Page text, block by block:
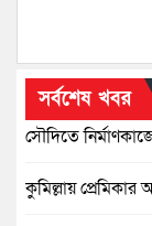
সর্বশেষ খবর
সৌদিতে
কুমিল্লায় প্রেমিকার